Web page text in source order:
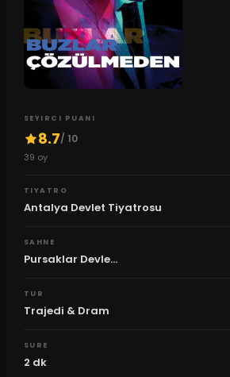
SEYIRCI PUANI
8.7/ 10
39 oy
TIYATRO
Antalya Devlet Tiyatrosu
SAHNE
Pursaklar Devle...
TUR
Trajedi & Dram
SURE
2 dk